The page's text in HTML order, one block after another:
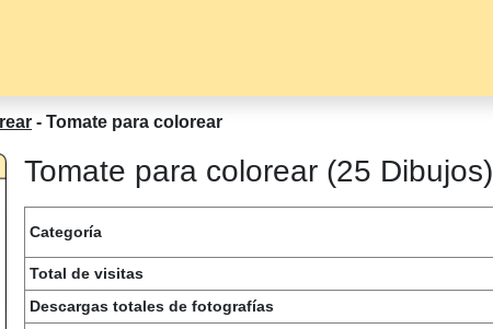
- Tomate para colorear
Tomate para colorear (25 Dibujos)
Categoría
Total de visitas
Descargas totales de fotografías